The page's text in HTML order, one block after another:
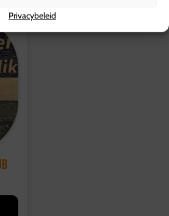
Privacybeleid